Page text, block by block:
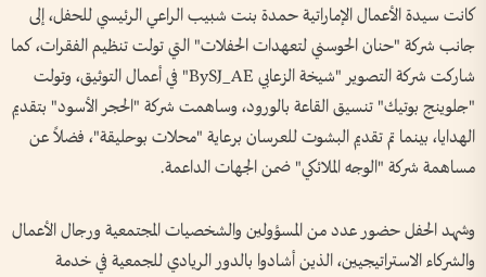
كانت سيدة الأعمال الإماراتية حمدة بنت شبيب الراعي الرئيسي للحفل، إلى
جانب شركة "حنان الحوسني لتعهدات الحفلات" التي تولت تنظيم الفقرات، كما
شاركت شركة التصوير "شيخة الزعابي BySJ_AE" في أعمال التوثيق، وتولت
"جلوينج بوتيك" تنسيق القاعة بالورود، وساهمت شركة "الحجر الأسود" بتقديم
الهدايا، بينما تم تقديم البشوت للعرسان برعاية "محلات بوحليقة"، فضلاً عن
مساهمة شركة "الوجه الملائكي" ضمن الجهات الداعمة.
وشهد الحفل حضور عدد من المسؤولين والشخصيات المجتمعية ورجال الأعمال
والشركاء الاستراتيجيين، الذين أشادوا بالدور الريادي للجمعية في خدمة